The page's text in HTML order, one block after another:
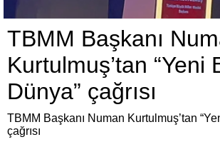
TBMM Başkanı
Kurtulmuş’tan “Yeni
Dünya” çağrısı
TBMM Başkanı Numan Kurtulmuş’tan
çağrısı